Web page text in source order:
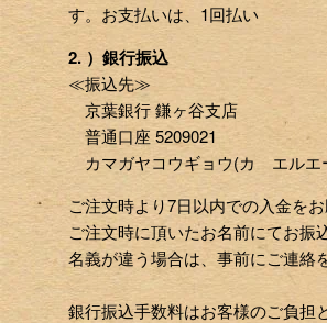
す。お支払いは、1回払い
2. ）銀行振込
≪振込先≫
京葉銀行 鎌ヶ谷支店
普通口座 5209021
カマガヤコウギョウ(カ エルエ
ご注文時より7日以内での入金を
ご注文時に頂いたお名前にてお振
名義が違う場合は、事前にご連絡
銀行振込手数料はお客様のご負担